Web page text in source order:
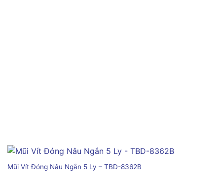
Mũi Vít Đóng Nâu Ngắn 5 Ly – TBD-8362B